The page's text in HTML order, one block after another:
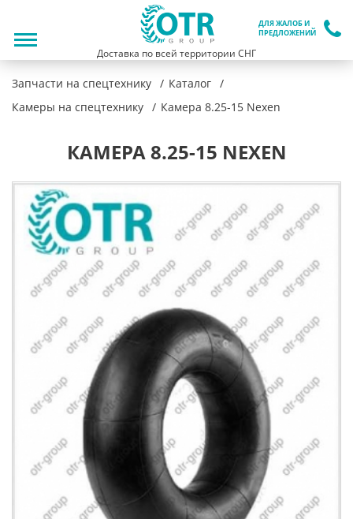
ДЛЯ ЖАЛОБ И
ПРЕДЛОЖЕНИЙ
Доставка по всей территории СНГ
Запчасти на спецтехнику
Каталог
Камеры на спецтехнику
Камера 8.25-15 Nexen
КАМЕРА 8.25-15 NEXEN